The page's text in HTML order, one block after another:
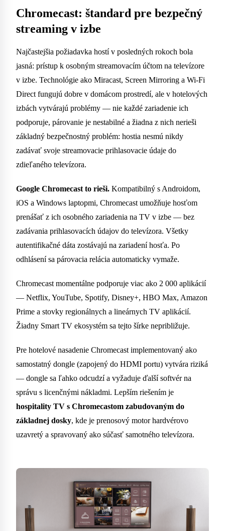
Chromecast: štandard pre bezpečný
streaming v izbe
Najčastejšia požiadavka hostí v posledných rokoch bola
jasná: prístup k osobným streamovacím účtom na televízore
v izbe. Technológie ako Miracast, Screen Mirroring a Wi-Fi
Direct fungujú dobre v domácom prostredí, ale v hotelových
izbách vytvárajú problémy — nie každé zariadenie ich
podporuje, párovanie je nestabilné a žiadna z nich nerieši
základný bezpečnostný problém: hostia nesmú nikdy
zadávať svoje streamovacie prihlasovacie údaje do
zdieľaného televízora.
Google Chromecast to rieši. Kompatibilný s Androidom,
iOS a Windows laptopmi, Chromecast umožňuje hosťom
prenášať z ich osobného zariadenia na TV v izbe — bez
zadávania prihlasovacích údajov do televízora. Všetky
autentifikačné dáta zostávajú na zariadení hosťa. Po
odhlásení sa párovacia relácia automaticky vymaže.
Chromecast momentálne podporuje viac ako 2 000 aplikácií
— Netflix, YouTube, Spotify, Disney+, HBO Max, Amazon
Prime a stovky regionálnych a lineárnych TV aplikácií.
Žiadny Smart TV ekosystém sa tejto šírke nepribližuje.
Pre hotelové nasadenie Chromecast implementovaný ako
samostatný dongle (zapojený do HDMI portu) vytvára riziká
— dongle sa ľahko odcudzí a vyžaduje ďalší softvér na
správu s licenčnými nákladmi. Lepším riešením je
hospitality TV s Chromecastom zabudovaným do
základnej dosky, kde je prenosový motor hardvérovo
uzavretý a spravovaný ako súčasť samotného televízora.